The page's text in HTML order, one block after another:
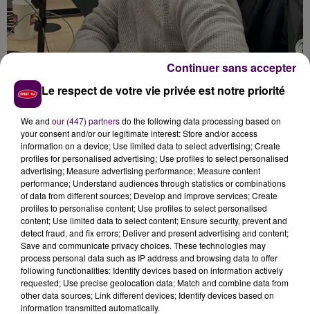
[PODCAST] JEAN-BAPTISTE LECROSNIER INVITÉ DU TREIZIÈME
ÉPISODE DE...
Le treizième épisode de "CBC, le Podcast", rendez-
vous mensuel dédié au Caen Basket Calvados, est en
ligne. L'invité : Jean-Baptiste Lecrosnier, le nouvel...
Le respect de votre vie privée est notre priorité
We and our (447) partnersdo the following data processing based on
your consent and/or our legitimate interest: Store and/or access
information on a device; Use limited data to select advertising; Create
profiles for personalised advertising; Use profiles to select personalised
advertising; Measure advertising performance; Measure content
performance; Understand audiences through statistics or combinations
of data from different sources; Develop and improve services; Create
profiles to personalise content; Use profiles to select personalised
content; Use limited data to select content; Ensure security, prevent and
detect fraud, and fix errors; Deliver and present advertising and content;
Save and communicate privacy choices. These technologies may
process personal data such as IP address and browsing data to offer
following functionalities: Identify devices based on information actively
requested; Use precise geolocation data; Match and combine data from
other data sources; Link different devices; Identify devices based on
information transmitted automatically.
Continuer sans accepter